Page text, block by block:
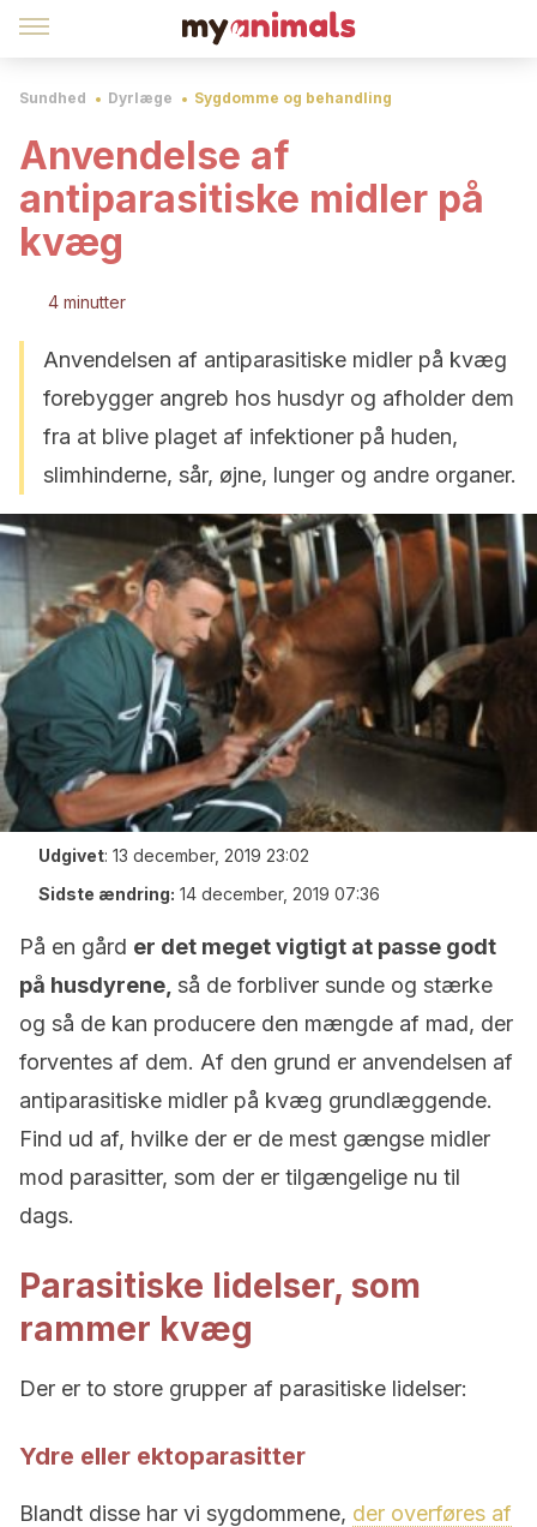
Sundhed Dyrlæge Sygdomme og behandling
Anvendelse af
antiparasitiske midler på
kvæg
4 minutter
Anvendelsen af antiparasitiske midler på kvæg
forebygger angreb hos husdyr og afholder dem
fra at blive plaget af infektioner på huden,
slimhinderne, sår, øjne, lunger og andre organer.
Udgivet: 13 december, 2019 23:02
Sidste ændring: 14 december, 2019 07:36
På en gård er det meget vigtigt at passe godt
på husdyrene, så de forbliver sunde og stærke
og så de kan producere den mængde af mad, der
forventes af dem. Af den grund er anvendelsen af
antiparasitiske midler på kvæg grundlæggende.
Find ud af, hvilke der er de mest gængse midler
mod parasitter, som der er tilgængelige nu til
dags.
Parasitiske lidelser, som
rammer kvæg
Der er to store grupper af parasitiske lidelser:
Ydre eller ektoparasitter
Blandt disse har vi sygdommene, der overføres af